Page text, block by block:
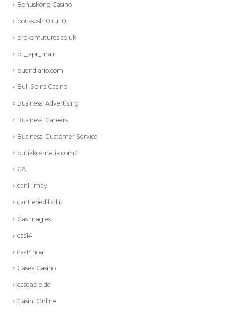
Bonuskong Casino
bou-sosh10.ru 10
brokenfutures.co.uk
bt_,apr_main
buendiario.com
Bull Spins Casino
Business, Advertising
Business, Careers
Business, Customer Service
butikkosmetik.com2
CA
canli_may
cantieriedilisrl.it
Cas mag es
cas14
cas14noai
Casea Casino
caseable.de
Casini Online